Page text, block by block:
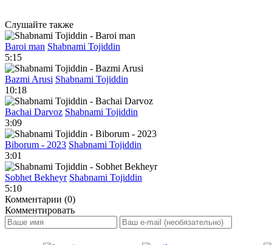
Слушайте также
Baroi man Shabnami Tojiddin
5:15
Bazmi Arusi Shabnami Tojiddin
10:18
Bachai Darvoz Shabnami Tojiddin
3:09
Biborum - 2023 Shabnami Tojiddin
3:01
Sobhet Bekheyr Shabnami Tojiddin
5:10
Комментарии (0)
Комментировать